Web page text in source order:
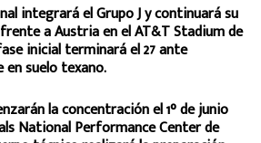
integrará el Grupo J y continuará su
a Austria en el AT&T Stadium de
inicial terminará el 27 ante
en suelo texano.
la concentración el 1° de junio
National Performance Center de